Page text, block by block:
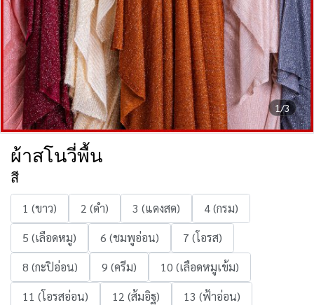
1/3
ผ้าสโนวี่พื้น
สี
1 (ขาว) 2 (ดำ) 3 (แดงสด)
4 (กรม)
5 (เลือดหมู)
6 (ชมพูอ่อน)
7 (โอรส)
8 (กะปิอ่อน)
9 (ครีม)
10 (เลือดหมูเข้ม)
11 (โอรสอ่อน)
12 (ส้มอิฐ)
13 (ฟ้าอ่อน)